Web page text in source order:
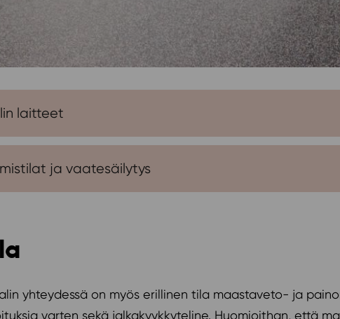
laitteet
ja vaatesäilytys
yhteydessä on myös erillinen tila maastaveto- ja
varten sekä jalkakyykkyteline. Huomioithan, että